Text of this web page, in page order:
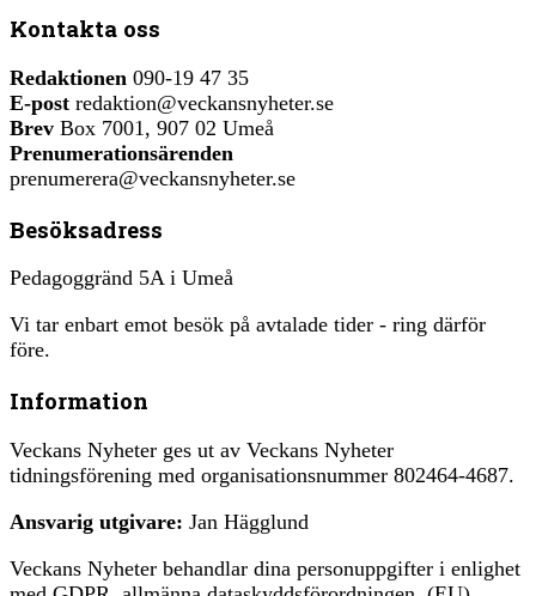
Kontakta oss
Redaktionen 090-19 47 35
E-post redaktion@veckansnyheter.se
Brev Box 7001, 907 02 Umeå
Prenumerationsärenden
prenumerera@veckansnyheter.se
Besöksadress
Pedagoggränd 5A i Umeå
Vi tar enbart emot besök på avtalade tider - ring därför
före.
Information
Veckans Nyheter ges ut av Veckans Nyheter
tidningsförening med organisationsnummer 802464-4687.
Ansvarig utgivare: Jan Hägglund
Veckans Nyheter behandlar dina personuppgifter i enlighet